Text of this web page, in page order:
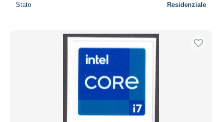
Stato Residenziale